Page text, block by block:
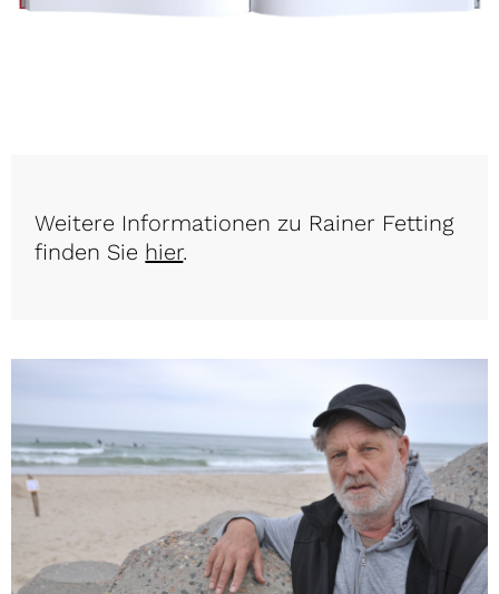
Weitere Informationen zu Rainer Fetting
finden Sie hier.